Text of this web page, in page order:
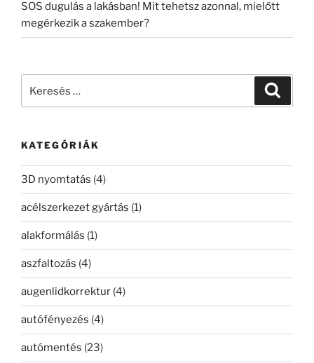
SOS dugulás a lakásban! Mit tehetsz azonnal, mielőtt
megérkezik a szakember?
KATEGÓRIÁK
3D nyomtatás (4)
acélszerkezet gyártás (1)
alakformálás (1)
aszfaltozás (4)
augenlidkorrektur (4)
autófényezés (4)
autómentés (23)